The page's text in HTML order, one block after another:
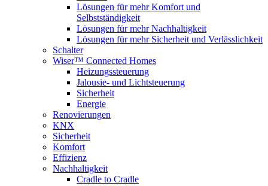
Lösungen für mehr Komfort und
Selbstständigkeit
Lösungen für mehr Nachhaltigkeit
Lösungen für mehr Sicherheit und Verlässlichkeit
Schalter
Wiser™ Connected Homes
Heizungssteuerung
Jalousie- und Lichtsteuerung
Sicherheit
Energie
Renovierungen
KNX
Sicherheit
Komfort
Effizienz
Nachhaltigkeit
Cradle to Cradle